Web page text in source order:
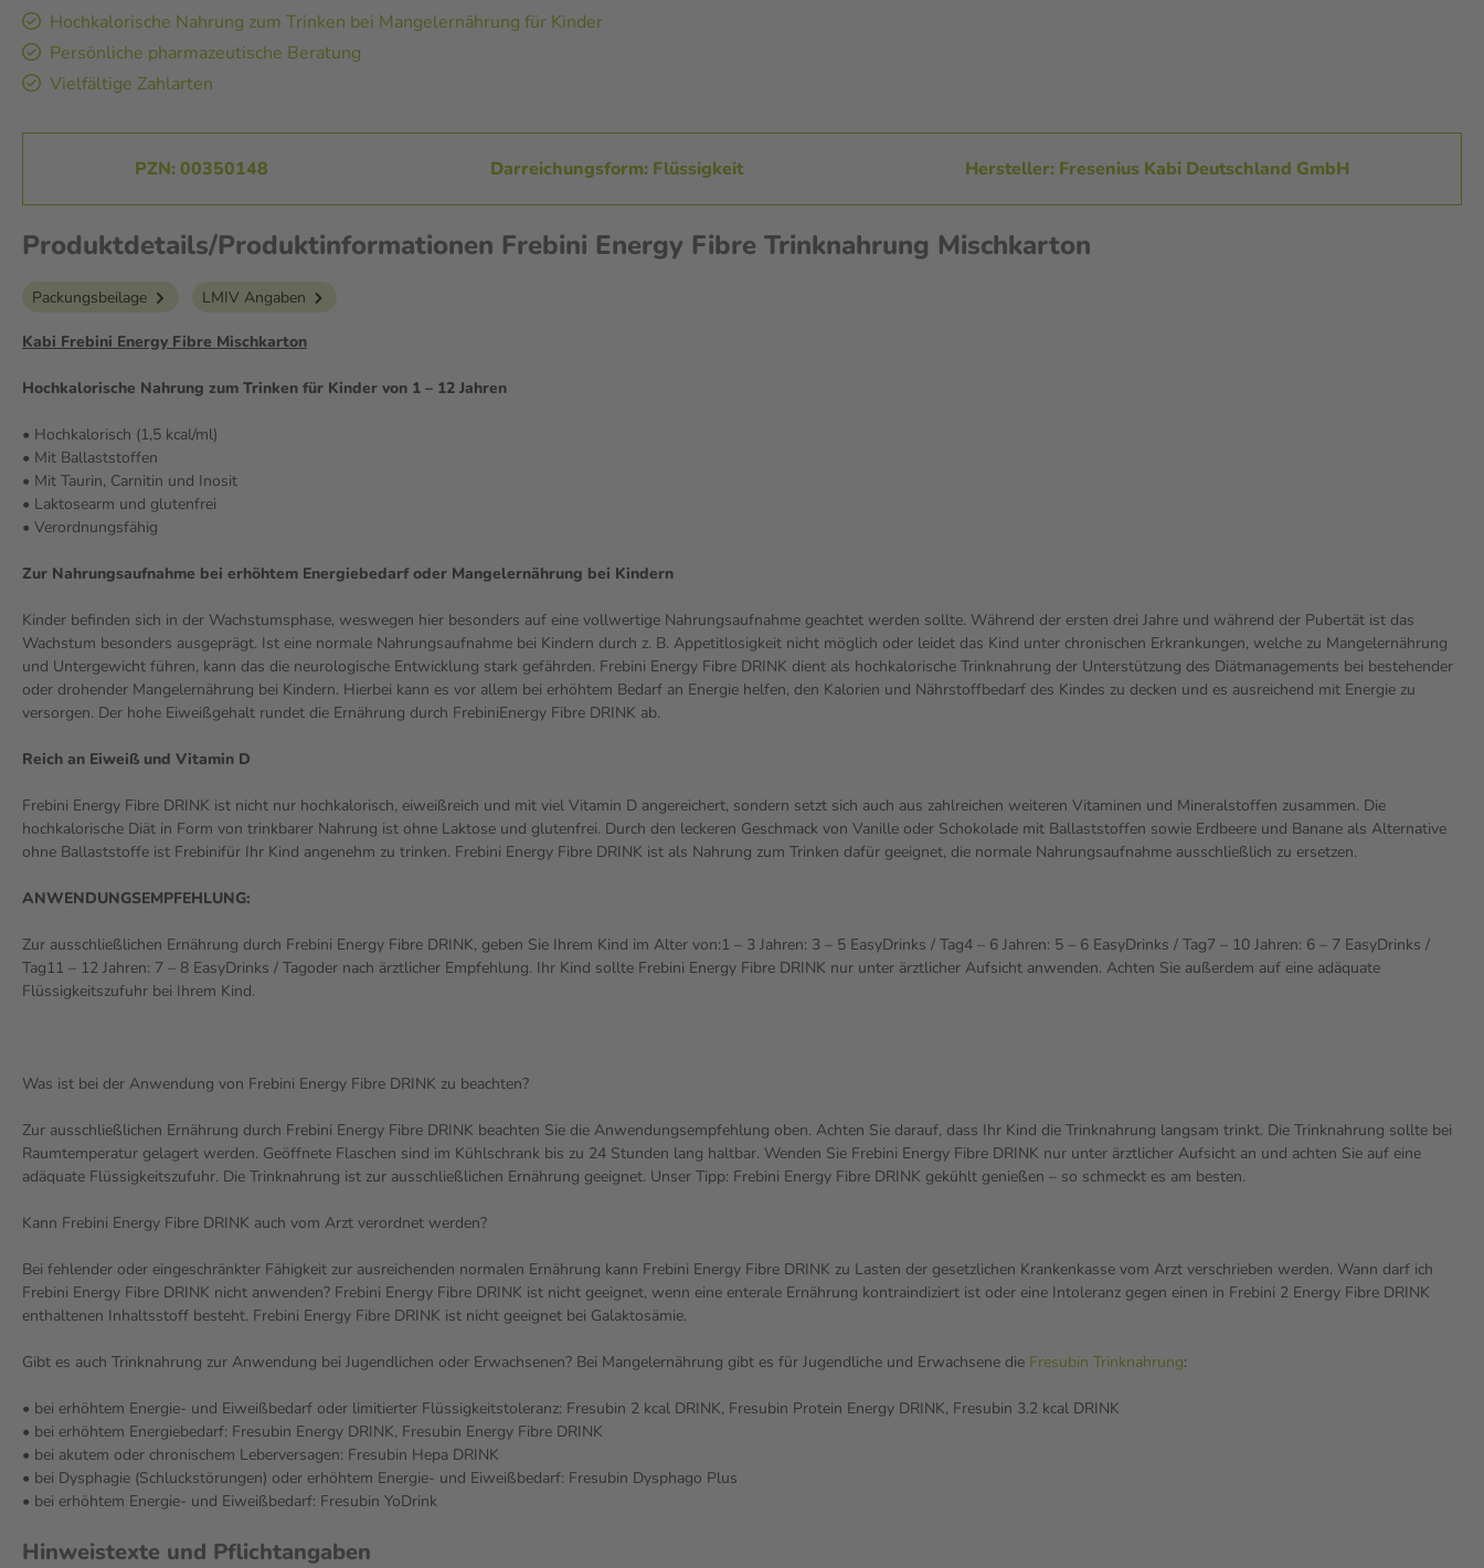
Hochkalorische Nahrung zum Trinken bei Mangelernährung für Kinder
Persönliche pharmazeutische Beratung
Vielfältige Zahlarten
PZN: 00350148 Darreichungsform: Flüssigkeit Hersteller: Fresenius Kabi Deutschland GmbH
Produktdetails/Produktinformationen Frebini Energy Fibre Trinknahrung Mischkarton
Packungsbeilage LMIV Angaben
Kabi Frebini Energy Fibre Mischkarton
Hochkalorische Nahrung zum Trinken für Kinder von 1 – 12 Jahren
• Hochkalorisch (1,5 kcal/ml)
• Mit Ballaststoffen
• Mit Taurin, Carnitin und Inosit
• Laktosearm und glutenfrei
• Verordnungsfähig
Zur Nahrungsaufnahme bei erhöhtem Energiebedarf oder Mangelernährung bei Kindern
Kinder befinden sich in der Wachstumsphase, weswegen hier besonders auf eine vollwertige Nahrungsaufnahme geachtet werden sollte. Während der ersten drei Jahre und während der Pubertät ist das
Wachstum besonders ausgeprägt. Ist eine normale Nahrungsaufnahme bei Kindern durch z. B. Appetitlosigkeit nicht möglich oder leidet das Kind unter chronischen Erkrankungen, welche zu Mangelernährung
und Untergewicht führen, kann das die neurologische Entwicklung stark gefährden. Frebini Energy Fibre DRINK dient als hochkalorische Trinknahrung der Unterstützung des Diätmanagements bei bestehender
oder drohender Mangelernährung bei Kindern. Hierbei kann es vor allem bei erhöhtem Bedarf an Energie helfen, den Kalorien und Nährstoffbedarf des Kindes zu decken und es ausreichend mit Energie zu
versorgen. Der hohe Eiweißgehalt rundet die Ernährung durch FrebiniEnergy Fibre DRINK ab.
Reich an Eiweiß und Vitamin D
Frebini Energy Fibre DRINK ist nicht nur hochkalorisch, eiweißreich und mit viel Vitamin D angereichert, sondern setzt sich auch aus zahlreichen weiteren Vitaminen und Mineralstoffen zusammen. Die
hochkalorische Diät in Form von trinkbarer Nahrung ist ohne Laktose und glutenfrei. Durch den leckeren Geschmack von Vanille oder Schokolade mit Ballaststoffen sowie Erdbeere und Banane als Alternative
ohne Ballaststoffe ist Frebinifür Ihr Kind angenehm zu trinken. Frebini Energy Fibre DRINK ist als Nahrung zum Trinken dafür geeignet, die normale Nahrungsaufnahme ausschließlich zu ersetzen.
ANWENDUNGSEMPFEHLUNG:
Zur ausschließlichen Ernährung durch Frebini Energy Fibre DRINK, geben Sie Ihrem Kind im Alter von:1 – 3 Jahren: 3 – 5 EasyDrinks / Tag4 – 6 Jahren: 5 – 6 EasyDrinks / Tag7 – 10 Jahren: 6 – 7 EasyDrinks /
Tag11 – 12 Jahren: 7 – 8 EasyDrinks / Tagoder nach ärztlicher Empfehlung. Ihr Kind sollte Frebini Energy Fibre DRINK nur unter ärztlicher Aufsicht anwenden. Achten Sie außerdem auf eine adäquate
Flüssigkeitszufuhr bei Ihrem Kind.
Was ist bei der Anwendung von Frebini Energy Fibre DRINK zu beachten?
Zur ausschließlichen Ernährung durch Frebini Energy Fibre DRINK beachten Sie die Anwendungsempfehlung oben. Achten Sie darauf, dass Ihr Kind die Trinknahrung langsam trinkt. Die Trinknahrung sollte bei
Raumtemperatur gelagert werden. Geöffnete Flaschen sind im Kühlschrank bis zu 24 Stunden lang haltbar. Wenden Sie Frebini Energy Fibre DRINK nur unter ärztlicher Aufsicht an und achten Sie auf eine
adäquate Flüssigkeitszufuhr. Die Trinknahrung ist zur ausschließlichen Ernährung geeignet. Unser Tipp: Frebini Energy Fibre DRINK gekühlt genießen – so schmeckt es am besten.
Kann Frebini Energy Fibre DRINK auch vom Arzt verordnet werden?
Bei fehlender oder eingeschränkter Fähigkeit zur ausreichenden normalen Ernährung kann Frebini Energy Fibre DRINK zu Lasten der gesetzlichen Krankenkasse vom Arzt verschrieben werden. Wann darf ich
Frebini Energy Fibre DRINK nicht anwenden? Frebini Energy Fibre DRINK ist nicht geeignet, wenn eine enterale Ernährung kontraindiziert ist oder eine Intoleranz gegen einen in Frebini 2 Energy Fibre DRINK
enthaltenen Inhaltsstoff besteht. Frebini Energy Fibre DRINK ist nicht geeignet bei Galaktosämie.
Gibt es auch Trinknahrung zur Anwendung bei Jugendlichen oder Erwachsenen? Bei Mangelernährung gibt es für Jugendliche und Erwachsene die Fresubin Trinknahrung:
• bei erhöhtem Energie- und Eiweißbedarf oder limitierter Flüssigkeitstoleranz: Fresubin 2 kcal DRINK, Fresubin Protein Energy DRINK, Fresubin 3.2 kcal DRINK
• bei erhöhtem Energiebedarf: Fresubin Energy DRINK, Fresubin Energy Fibre DRINK
• bei akutem oder chronischem Leberversagen: Fresubin Hepa DRINK
• bei Dysphagie (Schluckstörungen) oder erhöhtem Energie- und Eiweißbedarf: Fresubin Dysphago Plus
• bei erhöhtem Energie- und Eiweißbedarf: Fresubin YoDrink
Hinweistexte und Pflichtangaben